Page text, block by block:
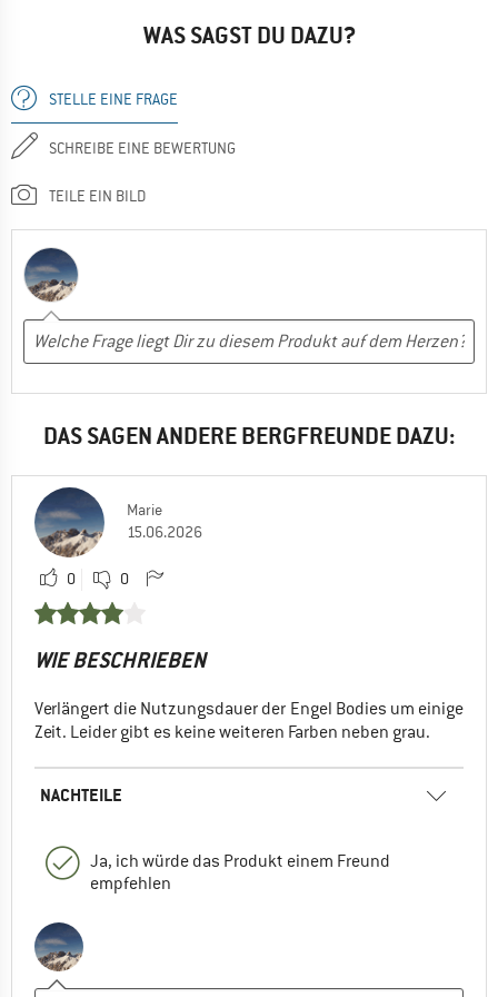
WAS SAGST DU DAZU?
STELLE EINE FRAGE
SCHREIBE EINE BEWERTUNG
TEILE EIN BILD
DAS SAGEN ANDERE BERGFREUNDE DAZU:
Marie
15.06.2026
0 0
WIE BESCHRIEBEN
Verlängert die Nutzungsdauer der Engel Bodies um einige
Zeit. Leider gibt es keine weiteren Farben neben grau.
NACHTEILE
Ja, ich würde das Produkt einem Freund
empfehlen